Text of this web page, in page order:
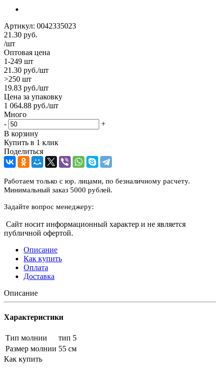
Артикул: 0042335023
21.30 руб.
/шт
Оптовая цена
1-249 шт
21.30 руб./шт
>250 шт
19.83 руб./шт
Цена за упаковку
1 064.88 руб./шт
Много
-
+
В корзину
Купить в 1 клик
Поделиться
Работаем только с юр. лицами, по безналичному расчету.
Минимальный заказ 5000 рублей.
Задайте вопрос менеджеру:
Сайт носит информационный характер и не является
публичной офертой.
Описание
Как купить
Оплата
Доставка
Описание
Характеристики
Тип молнии
тип 5
Размер молнии 55 см
Как купить